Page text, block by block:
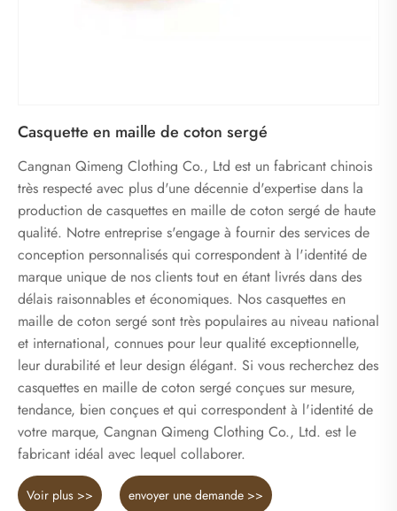
Casquette en maille de coton sergé
Cangnan Qimeng Clothing Co., Ltd est un fabricant chinois
très respecté avec plus d'une décennie d'expertise dans la
production de casquettes en maille de coton sergé de haute
qualité. Notre entreprise s'engage à fournir des services de
conception personnalisés qui correspondent à l'identité de
marque unique de nos clients tout en étant livrés dans des
délais raisonnables et économiques. Nos casquettes en
maille de coton sergé sont très populaires au niveau national
et international, connues pour leur qualité exceptionnelle,
leur durabilité et leur design élégant. Si vous recherchez des
casquettes en maille de coton sergé conçues sur mesure,
tendance, bien conçues et qui correspondent à l'identité de
votre marque, Cangnan Qimeng Clothing Co., Ltd. est le
fabricant idéal avec lequel collaborer.
Voir plus >> envoyer une demande >>